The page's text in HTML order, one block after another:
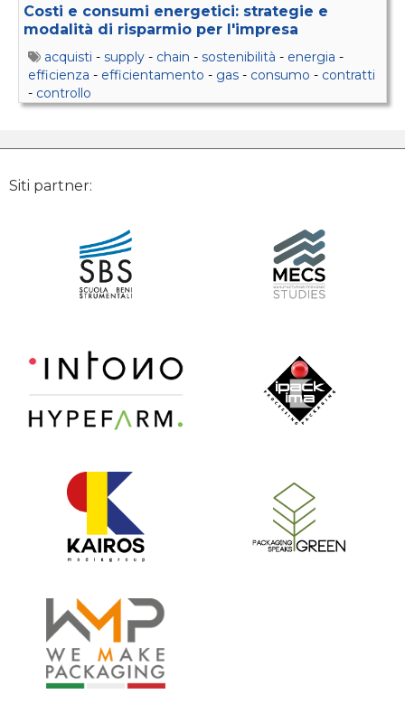
Costi e consumi energetici: strategie e
modalità di risparmio per l'impresa
acquisti - supply - chain - sostenibilità - energia -
efficienza - efficientamento - gas - consumo - contratti
- controllo
Siti partner: